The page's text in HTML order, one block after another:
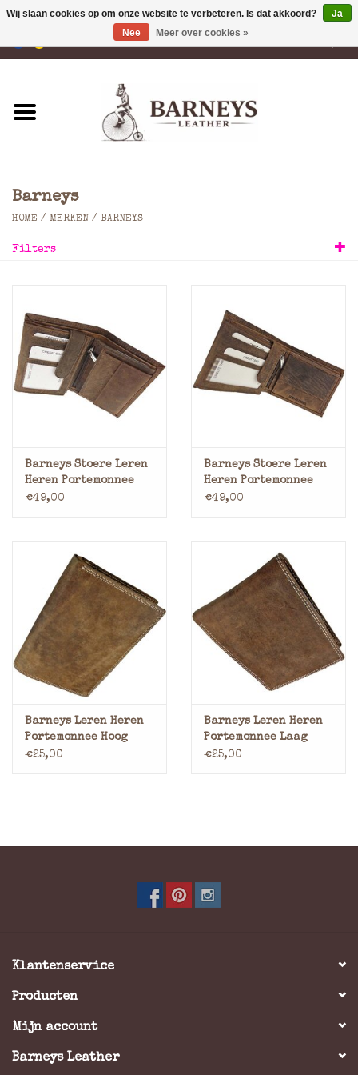
Portemonnees
Rugzakken
Accessoires
Merken
Barneys
HOME / MERKEN / BARNEYS
Filters
Barneys Stoere Leren
Heren Portemonnee
Veel Pasjes Leer
€49,00
Barneys Stoere Leren
Heren Portemonnee
Veel Pasjes Leer
€49,00
Barneys Leren Heren
Portemonnee Hoog
Model – Buffelleer
€25,00
Barneys Leren Heren
Portemonnee Laag
Model – Buffelleer
€25,00
Klantenservice
Producten
Mijn account
Barneys Leather
Wij slaan cookies op om onze website te verbeteren. Is dat akkoord?
Ja
Nee
Meer over cookies »